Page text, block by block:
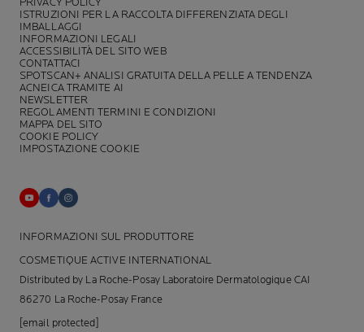
ISTRUZIONI PER LA RACCOLTA DIFFERENZIATA DEGLI
IMBALLAGGI
INFORMAZIONI LEGALI
ACCESSIBILITÀ DEL SITO WEB
CONTATTACI
SPOTSCAN+ ANALISI GRATUITA DELLA PELLE A TENDENZA
ACNEICA TRAMITE AI
NEWSLETTER
REGOLAMENTI TERMINI E CONDIZIONI
MAPPA DEL SITO
COOKIE POLICY
IMPOSTAZIONE COOKIE
INFORMAZIONI SUL PRODUTTORE
COSMETIQUE ACTIVE INTERNATIONAL
Distributed by La Roche-Posay Laboratoire Dermatologique CAI
86270 La Roche-Posay France
[email protected]